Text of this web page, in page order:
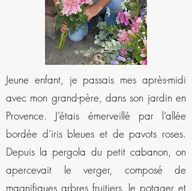
Jeune enfant, je passais mes après-midi
avec mon grand-père, dans son jardin en
Provence. J’étais émerveillé par l’allée
bordée d’iris bleues et de pavots roses.
Depuis la pergola du petit cabanon, on
apercevait le verger, composé de
magnifiques arbres fruitiers, le potager et